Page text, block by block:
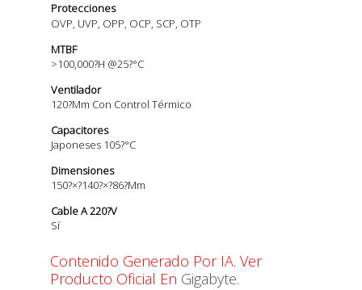
Protecciones
OVP, UVP, OPP, OCP, SCP, OTP
MTBF
>100,000?h @25?°C
Ventilador
120?mm Con Control Térmico
Capacitores
Japoneses 105?°C
Dimensiones
150?×?140?×?86?mm
Cable A 220?V
Sí
Contenido Generado Por IA. Ver
Producto Oficial En Gigabyte.